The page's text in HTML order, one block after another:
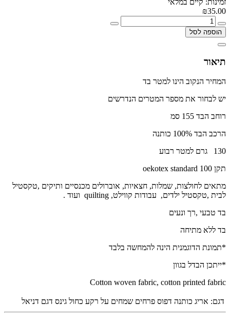
₪35.00
הוספה לסל
תיאור
המחיר הנקוב הינו למטר בד
יש לבחור את מספר המטרים הנדרשים
רוחב הבד 155 סמ
הרכב הבד 100% כותנה
130 גרם למטר רבוע
תקן oekotex standard 100
מתאים לחולצות, שמלות, חצאיות, אוברולים מכנסיים ותיקים ,טקסטיל
לבית ,טקסטיל ילדים, עבודות קווילט, quilting ועוד .
בד טבעי ,רך ונעים
בד ללא מתיחה
*תמונת הדוגמנית הינה להמחשה בלבד
*ייתכן הבדל בגוון
Cotton woven fabric, cotton printed fabric
דגם: אריג כותנה דפוס פרחים שמחים על רקע כחול גינס דגם דניאל